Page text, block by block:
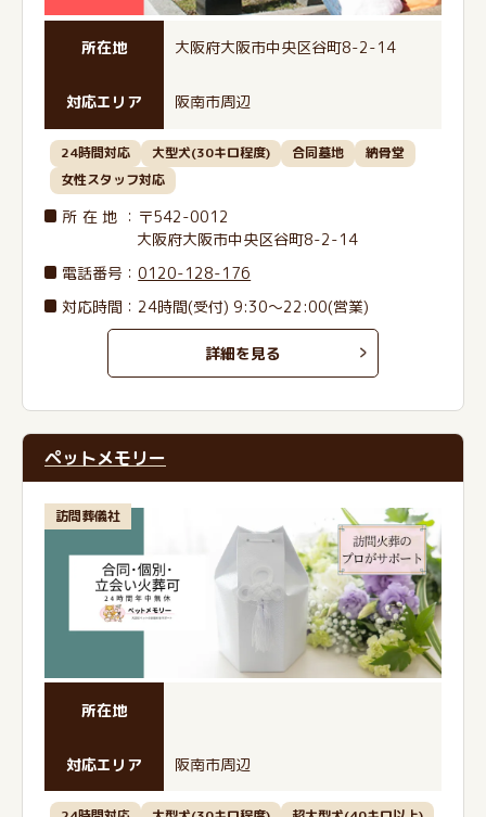
所在地 大阪府大阪市中央区谷町8-2-14
対応エリア 阪南市周辺
24時間対応 大型犬(30キロ程度) 合同墓地
納骨堂
女性スタッフ対応
所在地 ：〒542-0012
大阪府大阪市中央区谷町8-2-14
電話番号 ：0120-128-176
対応時間：24時間(受付) 9:30～22:00(営業)
詳細を見る
ペットメモリー
訪問葬儀社
所在地
対応エリア 阪南市周辺